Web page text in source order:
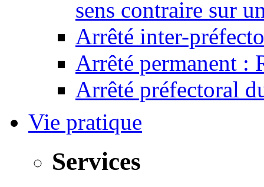
sens contraire sur
Arrêté inter-
Arrêté permanent :
Arrêté préfectoral
Vie pratique
Services